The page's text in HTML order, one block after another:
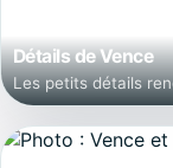
Détails de Vence
Les petits détails